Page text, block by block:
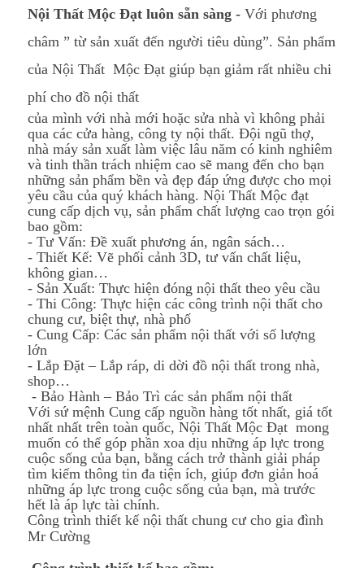
Nội Thất Mộc Đạt luôn sẵn sàng - Với phương
châm ” từ sản xuất đến người tiêu dùng”. Sản phẩm
của Nội Thất Mộc Đạt giúp bạn giảm rất nhiều chi
phí cho đồ nội thất
của mình với nhà mới hoặc sửa nhà vì không phải
qua các cửa hàng, công ty nội thất. Đội ngũ thợ,
nhà máy sản xuất làm việc lâu năm có kinh nghiêm
và tinh thần trách nhiệm cao sẽ mang đến cho bạn
những sản phẩm bền và đẹp đáp ứng được cho mọi
yêu cầu của quý khách hàng. Nội Thất Mộc đạt
cung cấp dịch vụ, sản phẩm chất lượng cao trọn gói
bao gồm:
- Tư Vấn: Đề xuất phương án, ngân sách…
- Thiết Kế: Vẽ phối cảnh 3D, tư vấn chất liệu,
không gian…
- Sản Xuất: Thực hiện đóng nội thất theo yêu cầu
- Thi Công: Thực hiện các công trình nội thất cho
chung cư, biệt thự, nhà phố
- Cung Cấp: Các sản phẩm nội thất với số lượng
lớn
- Lắp Đặt – Lắp ráp, di dời đồ nội thất trong nhà,
shop…
- Bảo Hành – Bảo Trì các sản phẩm nội thất
Với sứ mệnh Cung cấp nguồn hàng tốt nhất, giá tốt
nhất nhất trên toàn quốc, Nội Thất Mộc Đạt mong
muốn có thể góp phần xoa dịu những áp lực trong
cuộc sống của bạn, bằng cách trở thành giải pháp
tìm kiếm thông tin đa tiện ích, giúp đơn giản hoá
những áp lực trong cuộc sống của bạn, mà trước
hết là áp lực tài chính.
Công trình thiết kế nội thất chung cư cho gia đình
Mr Cường